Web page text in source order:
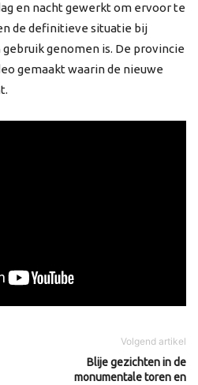
en nacht gewerkt om ervoor te
de definitieve situatie bij
genomen is. De provincie
gemaakt waarin de nieuwe
Volgend artikel
Blije gezichten in de
monumentale toren en